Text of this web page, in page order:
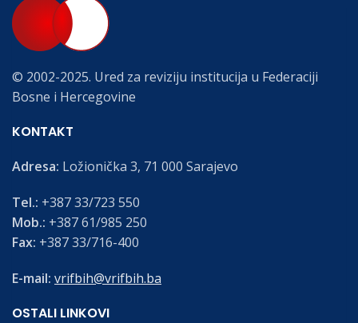
© 2002-2025. Ured za reviziju institucija u Federaciji
Bosne i Hercegovine
KONTAKT
Adresa: Ložionička 3, 71 000 Sarajevo
Tel.: +387 33/723 550
Mob.: +387 61/985 250
Fax: +387 33/716-400
E-mail: vrifbih@vrifbih.ba
OSTALI LINKOVI